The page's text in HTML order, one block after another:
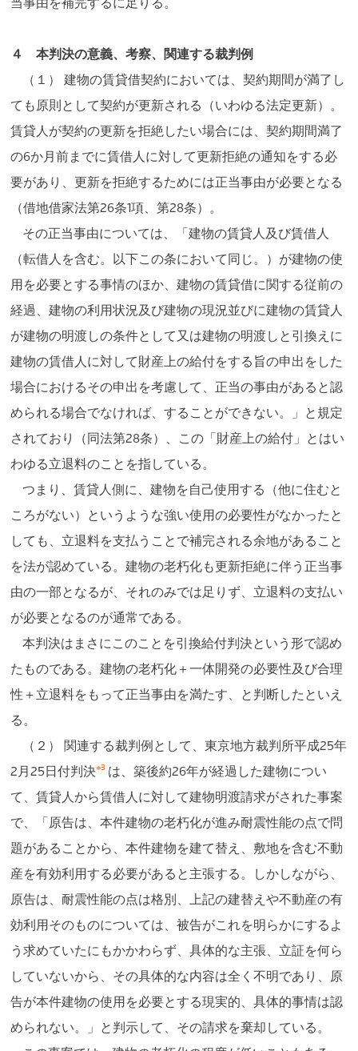
４ 本判決の意義、考察、関連する裁判例
（１） 建物の賃貸借契約においては、契約期間が満了し
ても原則として契約が更新される（いわゆる法定更新）。
賃貸人が契約の更新を拒絶したい場合には、契約期間満了
の6か月前までに賃借人に対して更新拒絶の通知をする必
要があり、更新を拒絶するためには正当事由が必要となる
（借地借家法第26条1項、第28条）。
その正当事由については、「建物の賃貸人及び賃借人
（転借人を含む。以下この条において同じ。）が建物の使
用を必要とする事情のほか、建物の賃貸借に関する従前の
経過、建物の利用状況及び建物の現況並びに建物の賃貸人
が建物の明渡しの条件として又は建物の明渡しと引換えに
建物の賃借人に対して財産上の給付をする旨の申出をした
場合におけるその申出を考慮して、正当の事由があると認
められる場合でなければ、することができない。」と規定
されており（同法第28条）、この「財産上の給付」とはい
わゆる立退料のことを指している。
つまり、賃貸人側に、建物を自己使用する（他に住むと
ころがない）というような強い使用の必要性がなかったと
しても、立退料を支払うことで補完される余地があること
を法が認めている。建物の老朽化も更新拒絶に伴う正当事
由の一部となるが、それのみでは足りず、立退料の支払い
が必要となるのが通常である。
本判決はまさにこのことを引換給付判決という形で認め
たものである。建物の老朽化＋一体開発の必要性及び合理
性＋立退料をもって正当事由を満たす、と判断したといえ
る。
（２） 関連する裁判例として、東京地方裁判所平成25年
2月25日付判決※3 は、築後約26年が経過した建物につい
て、賃貸人から賃借人に対して建物明渡請求がされた事案
で、「原告は、本件建物の老朽化が進み耐震性能の点で問
題があることから、本件建物を建て替え、敷地を含む不動
産を有効利用する必要があると主張する。しかしながら、
原告は、耐震性能の点は格別、上記の建替えや不動産の有
効利用そのものについては、被告がこれを明らかにするよ
う求めていたにもかかわらず、具体的な主張、立証を何ら
していないから、その具体的な内容は全く不明であり、原
告が本件建物の使用を必要とする現実的、具体的事情は認
められない。」と判示して、その請求を棄却している。